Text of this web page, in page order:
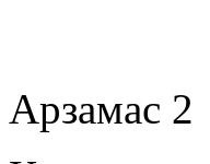
Арзамас 2